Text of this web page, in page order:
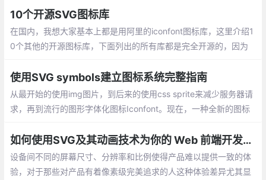
10个开源SVG图标库
在国内，我想大家基本上都是用阿里的iconfont图标库，这里介绍1
0个其他的开源图标库，下面列出的所有库都是完全开源的，因为
使用SVG symbols建立图标系统完整指南
从最开始的使用img图片，到后来的使用css sprite来减少服务器请
求，再到流行的图形字体化图标Iconfont。现在，一种全新的图标
如何使用SVG及其动画技术为你的 Web 前端开发带来一些新鲜的体验
设备间不同的屏幕尺寸、分辨率和比例使得产品难以提供一致的体
验，对于那些对产品有着像素级完美追求的人这种体验差异尤其显